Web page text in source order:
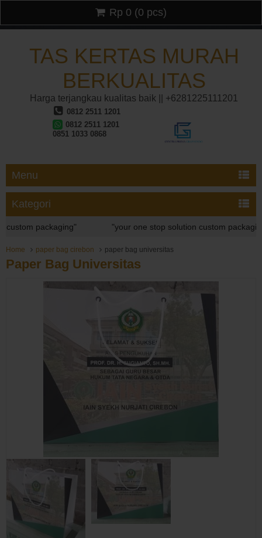
TAS KERTAS MURAH
BERKUALITAS
Harga terjangkau kualitas baik || +6281225111201
0812 2511 1201
0812 2511 1201
0851 1033 0868
Menu
Kategori
Rp 0 (0 pcs)
packaging" "your one stop solution custom packaging"
packaging"
Home paper bag cirebon paper bag universitas
Paper Bag Universitas